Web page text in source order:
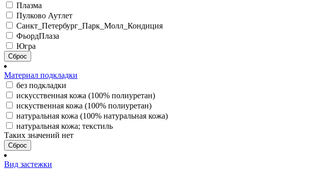
Плазма
Пулково Аутлет
Санкт_Петербург_Парк_Молл_Кондиция
ФьордПлаза
Югра
Сброс
Материал подкладки
без подкладки
искусственная кожа (100% полиуретан)
искуственная кожа (100% полиуретан)
натуральная кожа (100% натуральная кожа)
натуральная кожа; текстиль
Таких значений нет
Сброс
Вид застежки